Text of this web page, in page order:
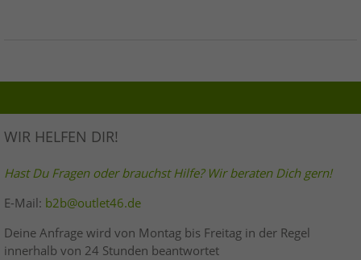
WIR HELFEN DIR!
Hast Du Fragen oder brauchst Hilfe? Wir beraten Dich gern!
E-Mail: b2b@outlet46.de
Deine Anfrage wird von Montag bis Freitag in der Regel
innerhalb von 24 Stunden beantwortet